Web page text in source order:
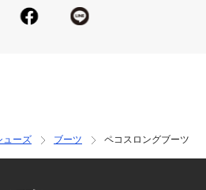
ます。保護シートが張られたままご
険でございますので必ず剥がしてか
ューズ ブーツ ペコスロングブーツ